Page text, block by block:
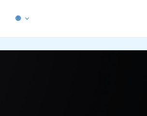
🌐